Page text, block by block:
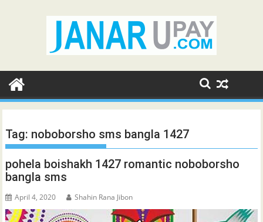
Tag: noboborsho sms bangla 1427
pohela boishakh 1427 romantic noboborsho
bangla sms
April 4, 2020 Shahin Rana Jibon